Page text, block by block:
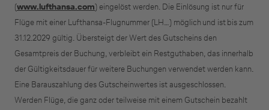
(www.lufthansa.com) eingelöst werden. Die Einlösung ist nur für
Flüge mit einer Lufthansa-Flugnummer (LH…) möglich und ist bis zum
31.12.2029 gültig. Übersteigt der Wert des Gutscheins den
Gesamtpreis der Buchung, verbleibt ein Restguthaben, das innerhalb
der Gültigkeitsdauer für weitere Buchungen verwendet werden kann.
Eine Barauszahlung des Gutscheinwertes ist ausgeschlossen.
Werden Flüge, die ganz oder teilweise mit einem Gutschein bezahlt